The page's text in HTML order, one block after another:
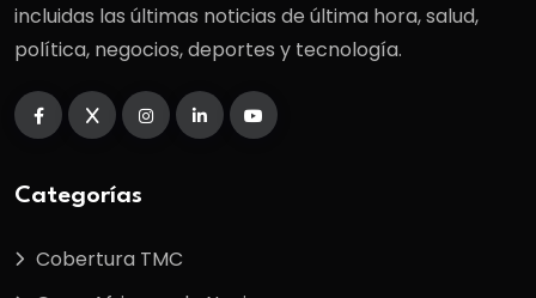
incluidas las últimas noticias de última hora, salud,
política, negocios, deportes y tecnología.
Categorías
Cobertura TMC